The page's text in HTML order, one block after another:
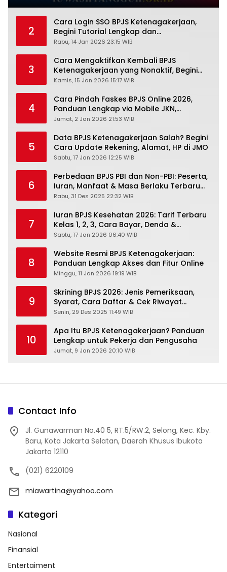
2
Cara Login SSO BPJS Ketenagakerjaan,
Begini Tutorial Lengkap dan
Pengertiannya
Rabu, 14 Jan 2026 23:15 WIB
3
Cara Mengaktifkan Kembali BPJS
Ketenagakerjaan yang Nonaktif, Begini
Panduan Lengkapnya
Kamis, 15 Jan 2026 15:17 WIB
4
Cara Pindah Faskes BPJS Online 2026,
Panduan Lengkap via Mobile JKN,
PANDAWA & Offiline Kantor Cabang
Jumat, 2 Jan 2026 21:53 WIB
5
Data BPJS Ketenagakerjaan Salah? Begini
Cara Update Rekening, Alamat, HP di JMO
Sabtu, 17 Jan 2026 12:25 WIB
6
Perbedaan BPJS PBI dan Non-PBI: Peserta,
Iuran, Manfaat & Masa Berlaku Terbaru
2026
Rabu, 31 Des 2025 22:32 WIB
7
Iuran BPJS Kesehatan 2026: Tarif Terbaru
Kelas 1, 2, 3, Cara Bayar, Denda &
Panduan Lengkap Peserta JKN-KIS
Sabtu, 17 Jan 2026 06:40 WIB
8
Website Resmi BPJS Ketenagakerjaan:
Panduan Lengkap Akses dan Fitur Online
Minggu, 11 Jan 2026 19:19 WIB
9
Skrining BPJS 2026: Jenis Pemeriksaan,
Syarat, Cara Daftar & Cek Riwayat
Kesehatan Gratis
Senin, 29 Des 2025 11:49 WIB
10
Apa Itu BPJS Ketenagakerjaan? Panduan
Lengkap untuk Pekerja dan Pengusaha
Jumat, 9 Jan 2026 20:10 WIB
Contact Info
Jl. Gunawarman No.40 5, RT.5/RW.2, Selong, Kec. Kby.
Baru, Kota Jakarta Selatan, Daerah Khusus Ibukota
Jakarta 12110
(021) 6220109
miawartina@yahoo.com
Kategori
Nasional
Finansial
Entertaiment